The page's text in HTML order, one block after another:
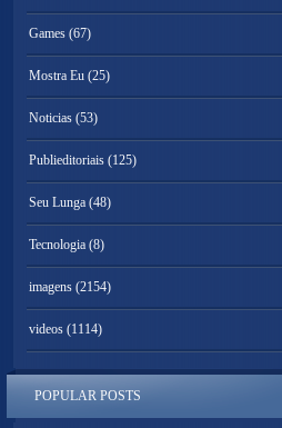
Games (67)
Mostra Eu (25)
Noticias (53)
Publieditoriais (125)
Seu Lunga (48)
Tecnologia (8)
imagens (2154)
videos (1114)
POPULAR POSTS